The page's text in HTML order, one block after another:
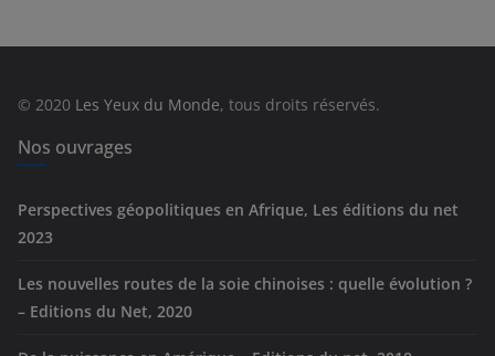
e
s
© 2020 Les Yeux du Monde, tous droits réservés.
Nos ouvrages
Perspectives géopolitiques en Afrique, Les éditions du net
2023
Les nouvelles routes de la soie chinoises : quelle évolution ?
– Editions du Net, 2020